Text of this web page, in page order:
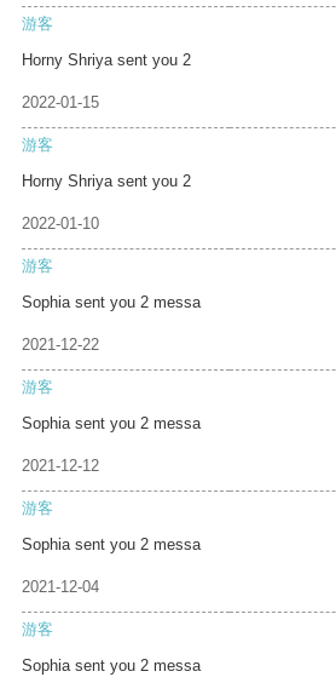
游客
Horny Shriya sent you 2
2022-01-15
游客
Horny Shriya sent you 2
2022-01-10
游客
Sophia sent you 2 messa
2021-12-22
游客
Sophia sent you 2 messa
2021-12-12
游客
Sophia sent you 2 messa
2021-12-04
游客
Sophia sent you 2 messa